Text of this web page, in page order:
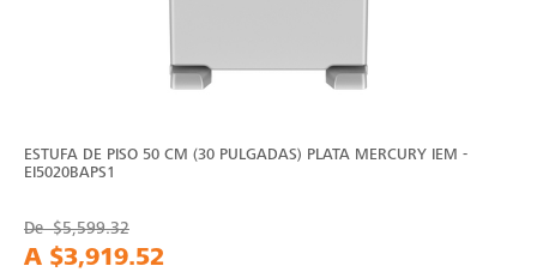
ESTUFA DE PISO 50 CM (30 PULGADAS) PLATA MERCURY IEM -
EI5020BAPS1
De$5,599.32
A $3,919.52